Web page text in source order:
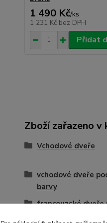
1 490 Kč/ks
1 231 Kč bez DPH
Přidat
Zboží zařazeno v
Vchodové dveře
vchodové dveře
barvy
francouzské dveře